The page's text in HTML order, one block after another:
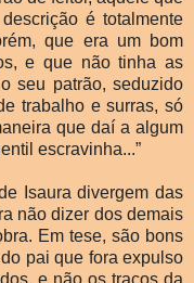
é totalmente
que era um bom
e que não tinha as
seu patrão, seduzido
trabalho e surras, só
que daí a algum
escravinha...”
Isaura divergem das
não dizer dos demais
Em tese, são bons
pai que fora expulso
e não os traços da